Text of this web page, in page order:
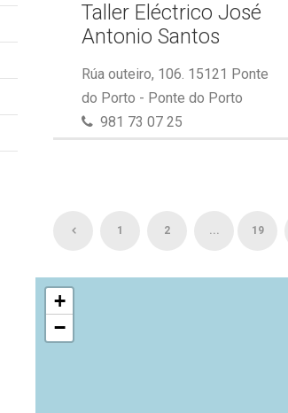
Taller Eléctrico José
Antonio Santos
Rúa outeiro, 106. 15121 Ponte
do Porto - Ponte do Porto
981 73 07 25
1 2 ... 19
+
−